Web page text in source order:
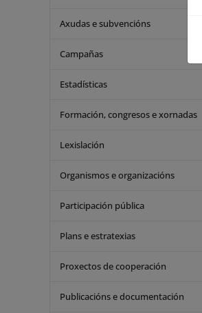
Axudas e subvencións
Campañas
Estadísticas
Formación, congresos e xornadas
Lexislación
Organismos e organizacións
Participación pública
Plans e estratexias
Proxectos de cooperación
Publicacións e documentación